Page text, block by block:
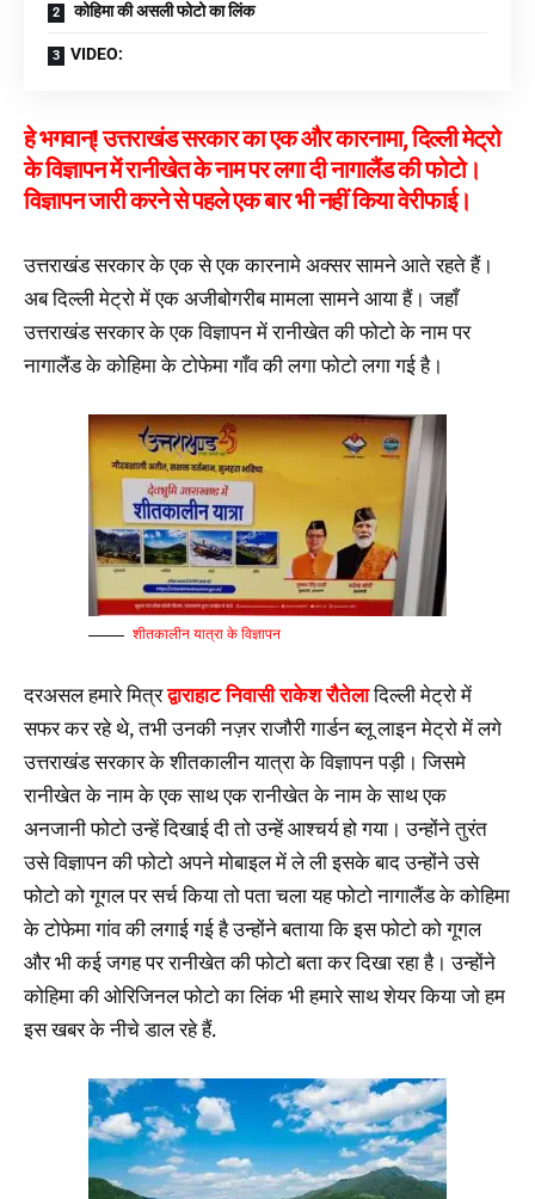
कोहिमा की असली फोटो का लिंक
VIDEO:
हे भगवान्! उत्तराखंड सरकार का एक और कारनामा, दिल्ली मेट्रो
के विज्ञापन में रानीखेत के नाम पर लगा दी नागालैंड की फोटो।
विज्ञापन जारी करने से पहले एक बार भी नहीं किया वेरीफाई।
उत्तराखंड सरकार के एक से एक कारनामे अक्सर सामने आते रहते हैं।
अब दिल्ली मेट्रो में एक अजीबोगरीब मामला सामने आया हैं। जहाँ
उत्तराखंड सरकार के एक विज्ञापन में रानीखेत की फोटो के नाम पर
नागालैंड के कोहिमा के टोफेमा गाँव की लगा फोटो लगा गई है।
शीतकालीन यात्रा के विज्ञापन
दरअसल हमारे मित्रद्वाराहाट निवासी राकेश रौतेलादिल्ली मेट्रो में
सफर कर रहे थे, तभी उनकी नज़र राजौरी गार्डन ब्लू लाइन मेट्रो में लगे
उत्तराखंड सरकार के शीतकालीन यात्रा के विज्ञापन पड़ी। जिसमे
रानीखेत के नाम के एक साथ एक रानीखेत के नाम के साथ एक
अनजानी फोटो उन्हें दिखाई दी तो उन्हें आश्चर्य हो गया। उन्होंने तुरंत
उसे विज्ञापन की फोटो अपने मोबाइल में ले ली इसके बाद उन्होंने उसे
फोटो को गूगल पर सर्च किया तो पता चला यह फोटो नागालैंड के कोहिमा
के टोफेमा गांव की लगाई गई है उन्होंने बताया कि इस फोटो को गूगल
और भी कई जगह पर रानीखेत की फोटो बता कर दिखा रहा है। उन्होंने
कोहिमा की ओरिजिनल फोटो का लिंक भी हमारे साथ शेयर किया जो हम
इस खबर के नीचे डाल रहे हैं.